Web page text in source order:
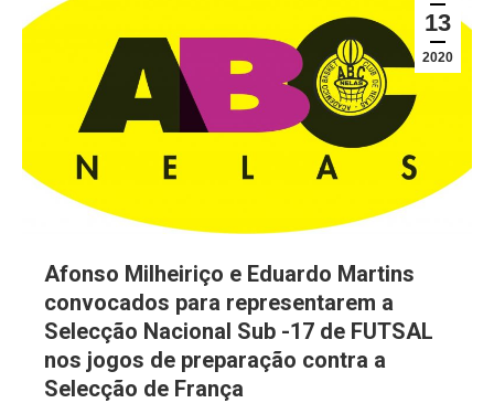
13
2020
Afonso Milheiriço e Eduardo Martins
convocados para representarem a
Selecção Nacional Sub -17 de FUTSAL
nos jogos de preparação contra a
Selecção de França